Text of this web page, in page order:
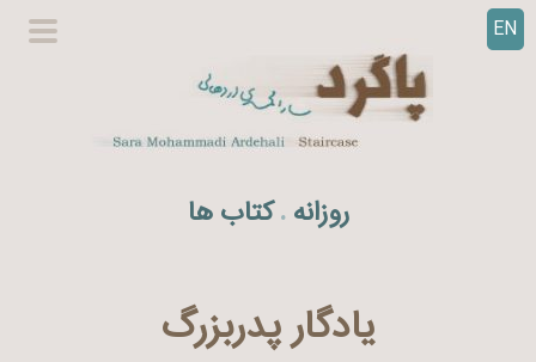
EN
روزانه . کتاب ها
یادگار پدربزرگ